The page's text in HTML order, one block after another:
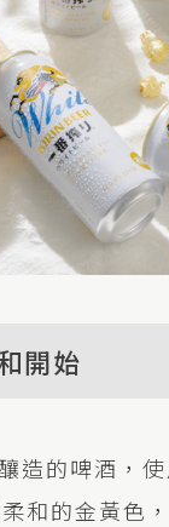
開始
造的啤酒，
和的金黃色